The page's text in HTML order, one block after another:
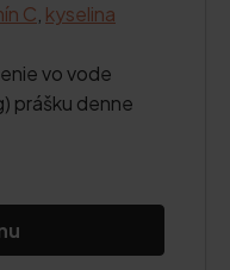
C kyselina
vo vode
prášku denne